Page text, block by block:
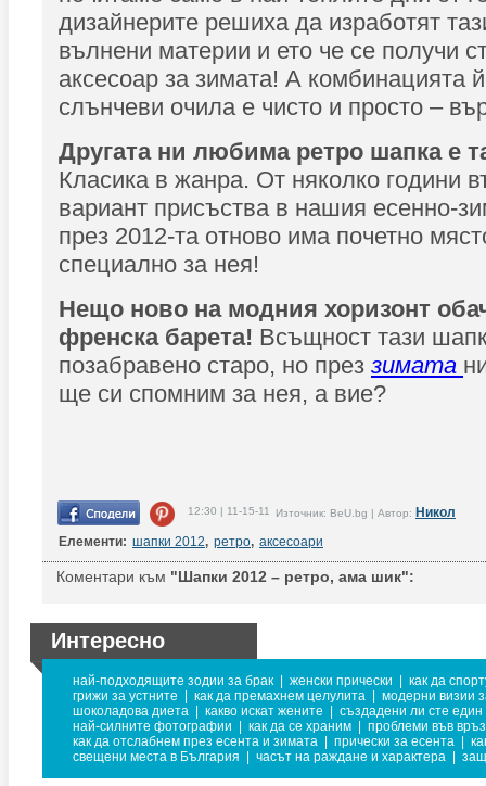
дизайнерите решиха да изработят
вълнени материи и ето че се получи
аксесоар за зимата! А комбинацията
слънчеви очила е чисто и просто –
Другата ни любима ретро шапка е
Класика в жанра. От няколко години
вариант присъства в нашия есенно-
през 2012-та отново има почетно
специално за нея!
Нещо ново на модния хоризонт
френска барета! Всъщност тази
позабравено старо, но през зимата
ще си спомним за нея, а вие?
12:30 | 11-15-11 Източник: BeU.bg | Автор: Никол
Елементи: шапки 2012, ретро, аксесоари
Коментари към "Шапки 2012 – ретро, ама шик":
Интересно
най-подходящите зодии за брак женски прически
как да
грижи за устните
как да премахнем целулита
модерни визии
шоколадова диета
какво искат жените
създадени ли сте един
най-силните фотографии
как да се храним
проблеми във
как да отслабнем през есента и зимата
прически за есента
свещени места в България
часът на раждане и характера